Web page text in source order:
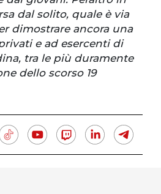
dal solito, quale è via
dimostrare ancora una
e ad esercenti di
tra le più duramente
dello scorso 19